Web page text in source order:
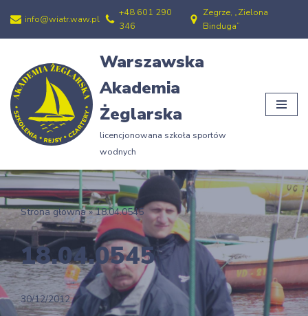
Przejdź
treści
info@wiatr.waw.pl
+48 601 290
346
Zegrze, „Zielona
Binduga”
Warszawska
Akademia
Żeglarska
licencjonowana szkoła sportów
wodnych
Strona główna»18.04.0545
18.04.0545
30/12/2012